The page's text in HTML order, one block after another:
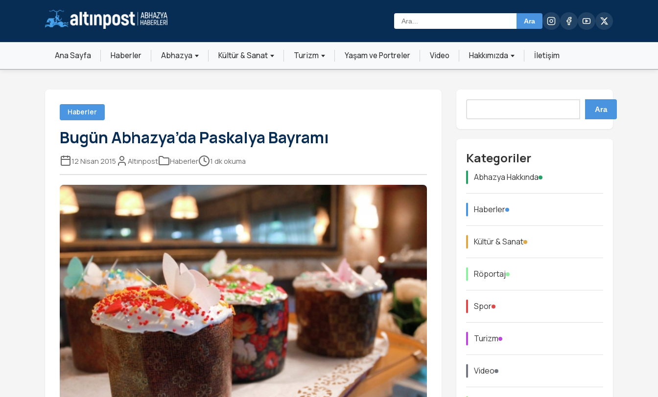
Ara: Ara
Ana Sayfa Haberler Abhazya Kültür & Sanat Turizm Yaşam ve Portreler Video Hakkımızda İletişim
Haberler
Bugün Abhazya’da Paskalya Bayramı
12 Nisan 2015 Altınpost Haberler 1 dk okuma
Ara
Kategoriler
Abhazya Hakkında
Haberler
Kültür & Sanat
Röportaj
Spor
Turizm
Video